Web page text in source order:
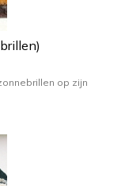
op zijn